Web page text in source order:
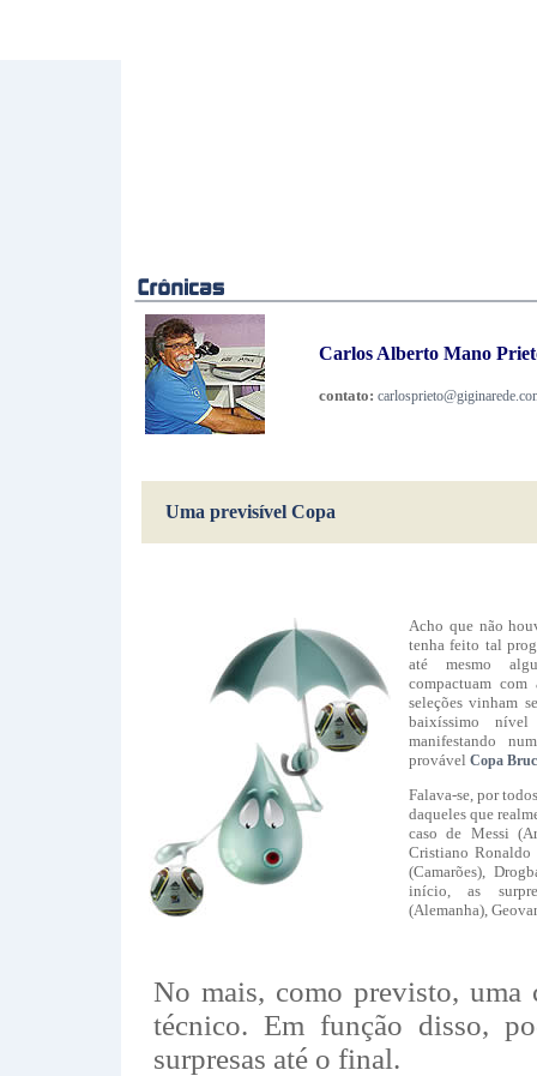
Carlos Alberto Mano
contato:
Uma previsível Copa
Acho que não
tenha feito tal
até mesmo
compactuam
seleções vinham
baixíssimo nível
manifestando
provável Copa
Falava-se, por
daqueles que
caso de Messi
Cristiano Ronaldo
(Camarões),
início, as
(Alemanha),
No mais, como previsto,
técnico. Em função disso,
surpresas até o final.